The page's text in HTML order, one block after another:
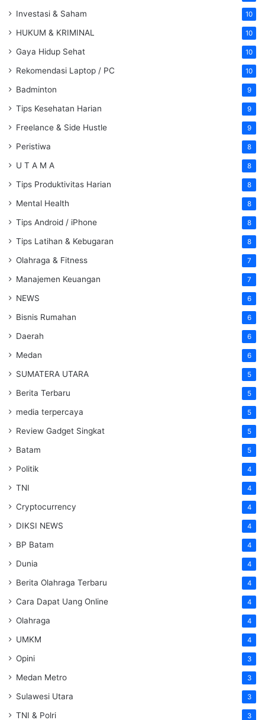
Investasi & Saham 10
HUKUM & KRIMINAL 10
Gaya Hidup Sehat 10
Rekomendasi Laptop / PC 10
Badminton 9
Tips Kesehatan Harian 9
Freelance & Side Hustle 9
Peristiwa 8
U T A M A 8
Tips Produktivitas Harian 8
Mental Health 8
Tips Android / iPhone 8
Tips Latihan & Kebugaran 8
Olahraga & Fitness 7
Manajemen Keuangan 7
NEWS 6
Bisnis Rumahan 6
Daerah 6
Medan 6
SUMATERA UTARA 5
Berita Terbaru 5
media terpercaya 5
Review Gadget Singkat 5
Batam 5
Politik 4
TNI 4
Cryptocurrency 4
DIKSI NEWS 4
BP Batam 4
Dunia 4
Berita Olahraga Terbaru 4
Cara Dapat Uang Online 4
Olahraga 4
UMKM 4
Opini 3
Medan Metro 3
Sulawesi Utara 3
TNI & Polri 3